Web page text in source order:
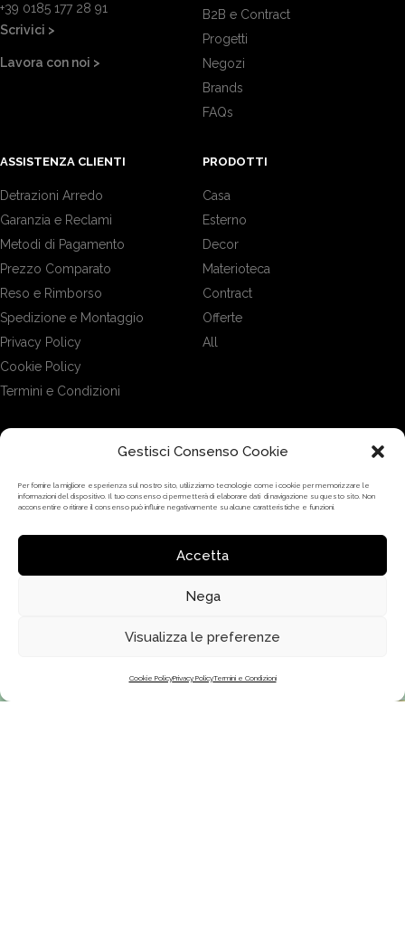
Gestisci Consenso Cookie
Per fornire la migliore esperienza sul nostro sito, utilizziamo tecnologie come i cookie per memorizzare le
informazioni del dispositivo. Il tuo consenso ci permetterà di elaborare dati di navigazione su questo sito. Non
acconsentire o ritirare il consenso può influire negativamente su alcune caratteristiche e funzioni.
Accetta
Nega
Visualizza le preferenze
Cookie PolicyPrivacy PolicyTermini e Condizioni
+39 0185 177 28 91
Scrivici >
Lavora con noi >
B2B e Contract
Progetti
Negozi
Brands
FAQs
ASSISTENZA CLIENTI
Detrazioni Arredo
Garanzia e Reclami
Metodi di Pagamento
Prezzo Comparato
Reso e Rimborso
Spedizione e Montaggio
Privacy Policy
Cookie Policy
Termini e Condizioni
PRODOTTI
Casa
Esterno
Decor
Materioteca
Contract
Offerte
All
Clicca per accettare i cookie di marketing